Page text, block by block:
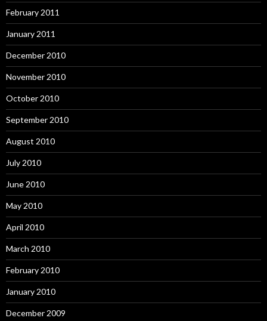
February 2011
January 2011
December 2010
November 2010
October 2010
September 2010
August 2010
July 2010
June 2010
May 2010
April 2010
March 2010
February 2010
January 2010
December 2009